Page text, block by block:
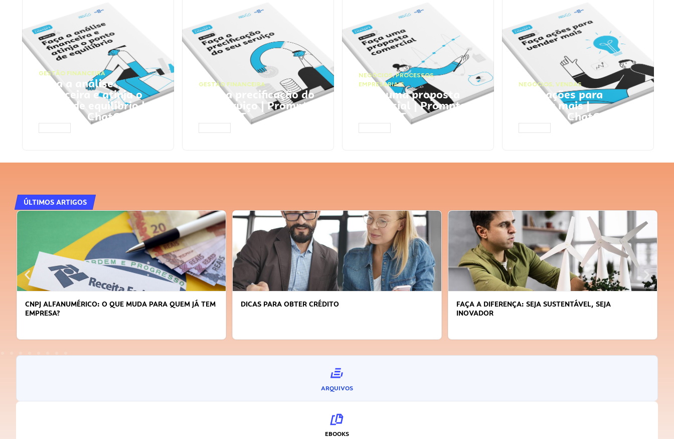
GESTÃO FINANCEIRA
Faça a análise
financeira e atinja o
ponto de equilíbrio |
Prompts ChatGPT
GESTÃO FINANCEIRA
Faça a precificação do
seu serviço | Prompts
ChatGPT
NEGÓCIOS,PROCESSOS
EMPRESARIAIS
Faça uma proposta
comercial | Prompts
ChatGPT
NEGÓCIOS, VENDAS
Faça ações para
vender mais |
Prompts ChatGPT
ÚLTIMOS ARTIGOS
DICAS PARA OBTER CRÉDITO
FAÇA A DIFERENÇA: SEJA SUSTENTÁVEL, SEJA
APRENDA A GERENCIAR O SEU TEMPO
ARQUIVOS
EBOOKS